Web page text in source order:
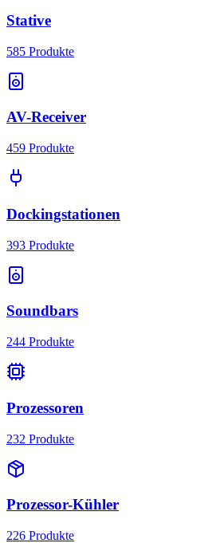
Stative
585 Produkte
AV-Receiver
459 Produkte
Dockingstationen
393 Produkte
Soundbars
244 Produkte
Prozessoren
232 Produkte
Prozessor-Kühler
226 Produkte